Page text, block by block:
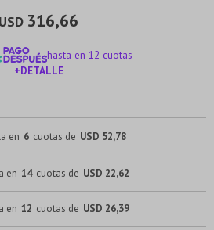
USD 316,66
hasta en 12 cuotas
+DETALLE
en 6 cuotas de USD 52,78
en 14 cuotas de USD 22,62
en 12 cuotas de USD 26,39